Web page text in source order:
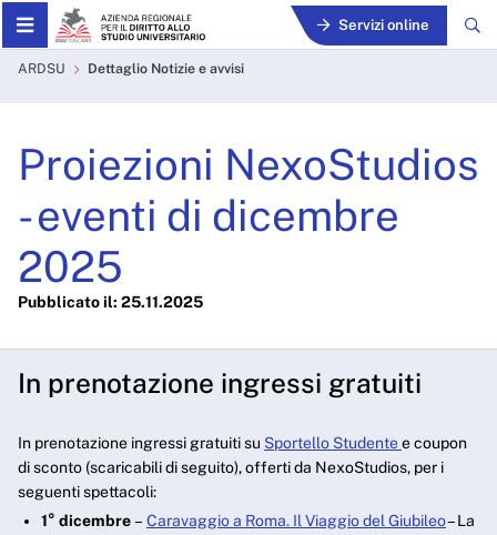
Skip to Main Content Servizi online
Proiezioni NexoStudios -
ARDSU Dettaglio Notizie e avvisi
Proiezioni NexoStudios
- eventi di dicembre
2025
Pubblicato il: 25.11.2025
In prenotazione ingressi gratuiti
In prenotazione ingressi gratuiti su Sportello Studentee coupon
di sconto (scaricabili di seguito), offerti da NexoStudios, per i
seguenti spettacoli:
1° dicembre– Caravaggio a Roma. Il Viaggio del Giubileo– La